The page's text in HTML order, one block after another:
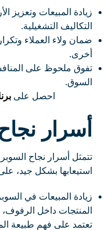
زيادة المبيعات وتعزيز
التكاليف التشغيلية.
ضمان ولاء العملاء
أخرى.
تفوق ملحوظ على
السوق.
احصل على
أسرار
تتمثل أسرار نجاح
استيعابها بشكل جيد،
زيادة المبيعات في
المنتجات داخل
تعتمد على فهم طبيعة